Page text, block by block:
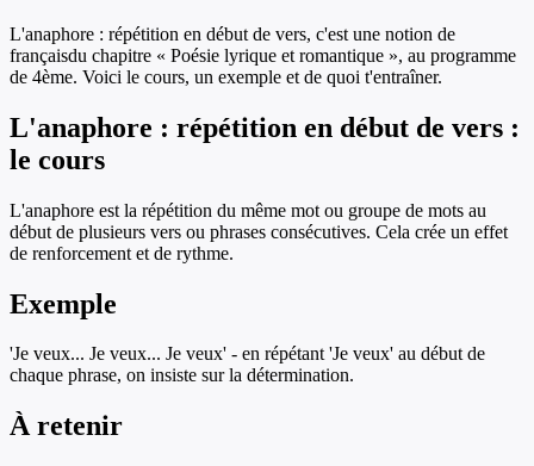
L'anaphore : répétition en début de vers, c'est une notion de
françaisdu chapitre « Poésie lyrique et romantique », au programme
de 4ème. Voici le cours, un exemple et de quoi t'entraîner.
L'anaphore : répétition en début de vers :
le cours
L'anaphore est la répétition du même mot ou groupe de mots au
début de plusieurs vers ou phrases consécutives. Cela crée un effet
de renforcement et de rythme.
Exemple
'Je veux... Je veux... Je veux' - en répétant 'Je veux' au début de
chaque phrase, on insiste sur la détermination.
À retenir